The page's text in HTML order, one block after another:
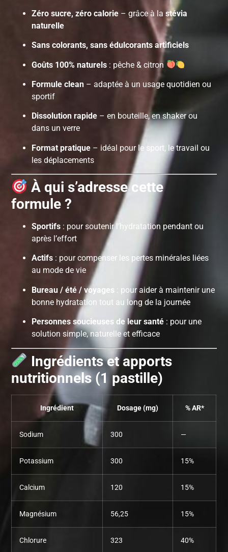
Zéro sucre, zéro calorie – grâce à lastévia
naturelle
Sans colorants, sans édulcorants artificiels
Goûts 100% naturels : pêche & citron
Formule clean – adaptée à un usage quotidien ou
sportif
Dissolution rapide – en bouteille, en shaker ou
dans un verre
Format pratique – idéal pour le sport, le travail ou
les déplacements
À qui s’adresse cette
formule ?
Sportifs : pour soutenir l’hydratation pendant ou
après l’effort
Actifs : pour compenser les pertes minérales liées
au mode de vie
Bureau / été / voyages : pour aider à maintenir une
bonne hydratation tout au long de la journée
Personnes soucieuses de leur santé : pour une
solution simple, naturelle et efficace
Ingrédients et apports
nutritionnels (1 pastille)
Ingrédient Dosage (mg) % AR*
Sodium 300 —
Potassium 300 15%
Calcium 120 15%
Magnésium 56,25 15%
Chlorure 323 40%